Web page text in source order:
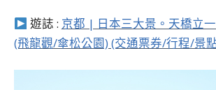
遊誌 : 京都 | 日本三大景。天橋立
(飛龍觀/傘松公園) (交通票券/行程/景